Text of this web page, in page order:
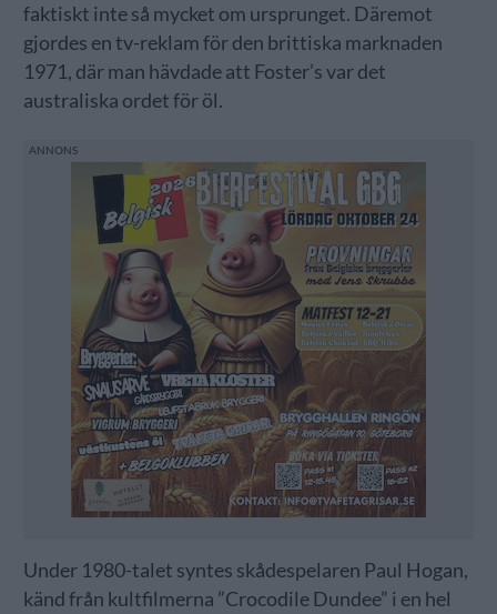
faktiskt inte så mycket om ursprunget. Däremot
gjordes en tv-reklam för den brittiska marknaden
1971, där man hävdade att Foster’s var det
australiska ordet för öl.
Under 1980-talet syntes skådespelaren Paul Hogan,
känd från kultfilmerna ”Crocodile Dundee” i en hel